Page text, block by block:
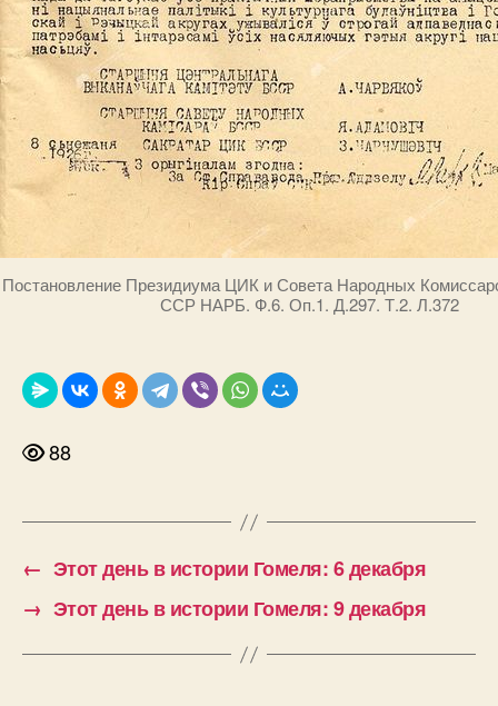
Постановление Президиума ЦИК и Совета Народных
ССР НАРБ. Ф.6. Оп.1. Д.297. Т.2. Л.372
88
← Этот день в истории Гомеля: 6 декабря
→ Этот день в истории Гомеля: 9 декабря